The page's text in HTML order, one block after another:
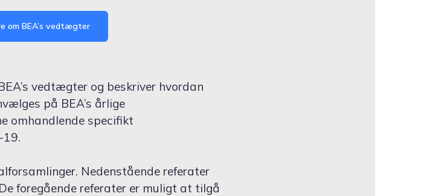
om BEA’s vedtægter
vedtægter og beskriver hvordan
på BEA’s årlige
omhandlende specifikt
19.
Nedenstående referater
foregående referater er muligt at tilgå